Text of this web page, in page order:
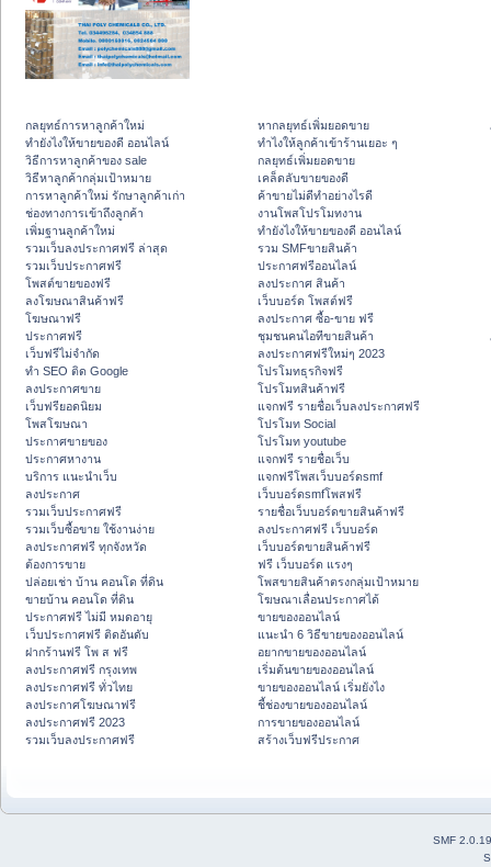
กลยุทธ์การหาลูกค้าใหม่
ทํายังไงให้ขายของดี ออนไลน์
วิธีการหาลูกค้าของ sale
วิธีหาลูกค้ากลุ่มเป้าหมาย
การหาลูกค้าใหม่ รักษาลูกค้าเก่า
ช่องทางการเข้าถึงลูกค้า
เพิ่มฐานลูกค้าใหม่
รวมเว็บลงประกาศฟรี ล่าสุด
รวมเว็บประกาศฟรี
โพสต์ขายของฟรี
ลงโฆษณาสินค้าฟรี
โฆษณาฟรี
ประกาศฟรี
เว็บฟรีไม่จำกัด
ทำ SEO ติด Google
ลงประกาศขาย
เว็บฟรียอดนิยม
โพสโฆษณา
ประกาศขายของ
ประกาศหางาน
บริการ แนะนำเว็บ
ลงประกาศ
รวมเว็บประกาศฟรี
รวมเว็บซื้อขาย ใช้งานง่าย
ลงประกาศฟรี ทุกจังหวัด
ต้องการขาย
ปล่อยเช่า บ้าน คอนโด ที่ดิน
ขายบ้าน คอนโด ที่ดิน
ประกาศฟรี ไม่มี หมดอายุ
เว็บประกาศฟรี ติดอันดับ
ฝากร้านฟรี โพ ส ฟรี
ลงประกาศฟรี กรุงเทพ
ลงประกาศฟรี ทั่วไทย
ลงประกาศโฆษณาฟรี
ลงประกาศฟรี 2023
รวมเว็บลงประกาศฟรี
หากลยุทธ์เพิ่มยอดขาย
ทําไงให้ลูกค้าเข้าร้านเยอะ ๆ
กลยุทธ์เพิ่มยอดขาย
เคล็ดลับขายของดี
ค้าขายไม่ดีทำอย่างไรดี
งานโพสโปรโมทงาน
ทํายังไงให้ขายของดี ออนไลน์
รวม SMFขายสินค้า
ประกาศฟรีออนไลน์
ลงประกาศ สินค้า
เว็บบอร์ด โพสต์ฟรี
ลงประกาศ ซื้อ-ขาย ฟรี
ชุมชนคนไอทีขายสินค้า
ลงประกาศฟรีใหม่ๆ 2023
โปรโมทธุรกิจฟรี
โปรโมทสินค้าฟรี
แจกฟรี รายชื่อเว็บลงประกาศฟรี
โปรโมท Social
โปรโมท youtube
แจกฟรี รายชื่อเว็บ
แจกฟรีโพสเว็บบอร์ดsmf
เว็บบอร์ดsmfโพสฟรี
รายชื่อเว็บบอร์ดขายสินค้าฟรี
ลงประกาศฟรี เว็บบอร์ด
เว็บบอร์ดขายสินค้าฟรี
ฟรี เว็บบอร์ด แรงๆ
โพสขายสินค้าตรงกลุ่มเป้าหมาย
โฆษณาเลื่อนประกาศได้
ขายของออนไลน์
แนะนำ 6 วิธีขายของออนไลน์
อยากขายของออนไลน์
เริ่มต้นขายของออนไลน์
ขายของออนไลน์ เริ่มยังไง
ชี้ช่องขายของออนไลน์
การขายของออนไลน์
สร้างเว็บฟรีประกาศ
SMF 2.0.19